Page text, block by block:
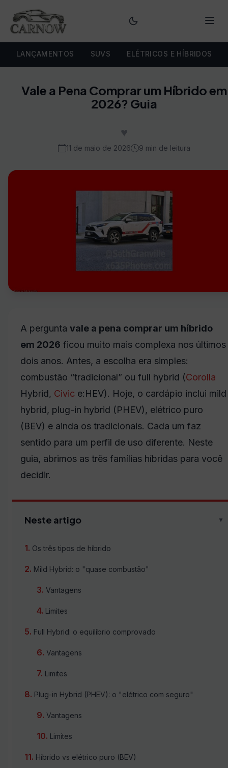
LANÇAMENTOS SUVS ELÉTRICOS E HÍBRIDOS
Vale a Pena Comprar um Híbrido em
2026? Guia
♥
11 de maio de 2026 9 min de leitura
A pergunta vale a pena comprar um híbrido
em 2026 ficou muito mais complexa nos últimos
dois anos. Antes, a escolha era simples:
combustão “tradicional” ou full hybrid (Corolla
Hybrid, Civic e:HEV). Hoje, o cardápio inclui mild
hybrid, plug-in hybrid (PHEV), elétrico puro
(BEV) e ainda os tradicionais. Cada um faz
sentido para um perfil de uso diferente. Neste
guia, abrimos as três famílias híbridas para você
decidir.
Neste artigo ▼
Os três tipos de híbrido
Mild Hybrid: o "quase combustão"
Vantagens
Limites
Full Hybrid: o equilíbrio comprovado
Vantagens
Limites
Plug-in Hybrid (PHEV): o "elétrico com seguro"
Vantagens
Limites
Híbrido vs elétrico puro (BEV)